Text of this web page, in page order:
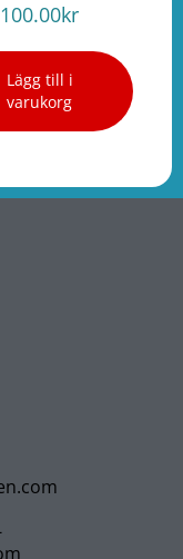
100.00kr
Lägg till i
varukorg